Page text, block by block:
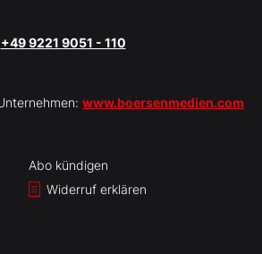
+49 9221 9051 - 110
www.boersenmedien.com
Abo kündigen
Widerruf erklären